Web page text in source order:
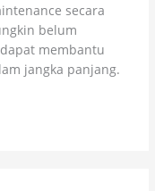
secara
belum
membantu
jangka panjang.